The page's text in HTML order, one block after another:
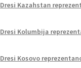
Dresi Kazahstan
Dresi Kolumbija
Dresi Kosovo